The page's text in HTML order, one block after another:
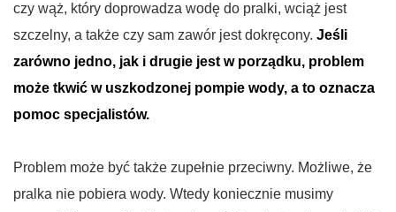
czy wąż, który doprowadza wodę do pralki, wciąż jest
szczelny, a także czy sam zawór jest dokręcony. Jeśli
zarówno jedno, jak i drugie jest w porządku, problem
może tkwić w uszkodzonej pompie wody, a to oznacza
pomoc specjalistów.
Problem może być także zupełnie przeciwny. Możliwe, że
pralka nie pobiera wody. Wtedy koniecznie musimy